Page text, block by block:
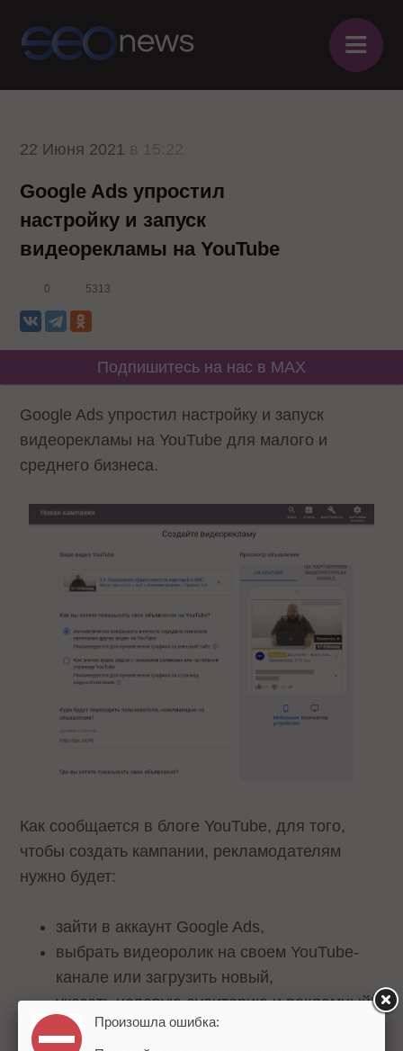
≡
22 Июня 2021
Google Ads упростил
настройку и запуск
видеорекламы на YouTube
0 5313
Подпишитесь на нас в MAX
Google Ads упростил настройку и запуск
видеорекламы на YouTube для малого и
среднего бизнеса.
Как сообщается в блоге YouTube, для того,
чтобы создать кампании, рекламодателям
нужно будет:
зайти в аккаунт Google Ads,
выбрать видеоролик на своем YouTube-
канале или загрузить новый,
указать целевую аудиторию и рекламный
бюджет.Произошла ошибка: